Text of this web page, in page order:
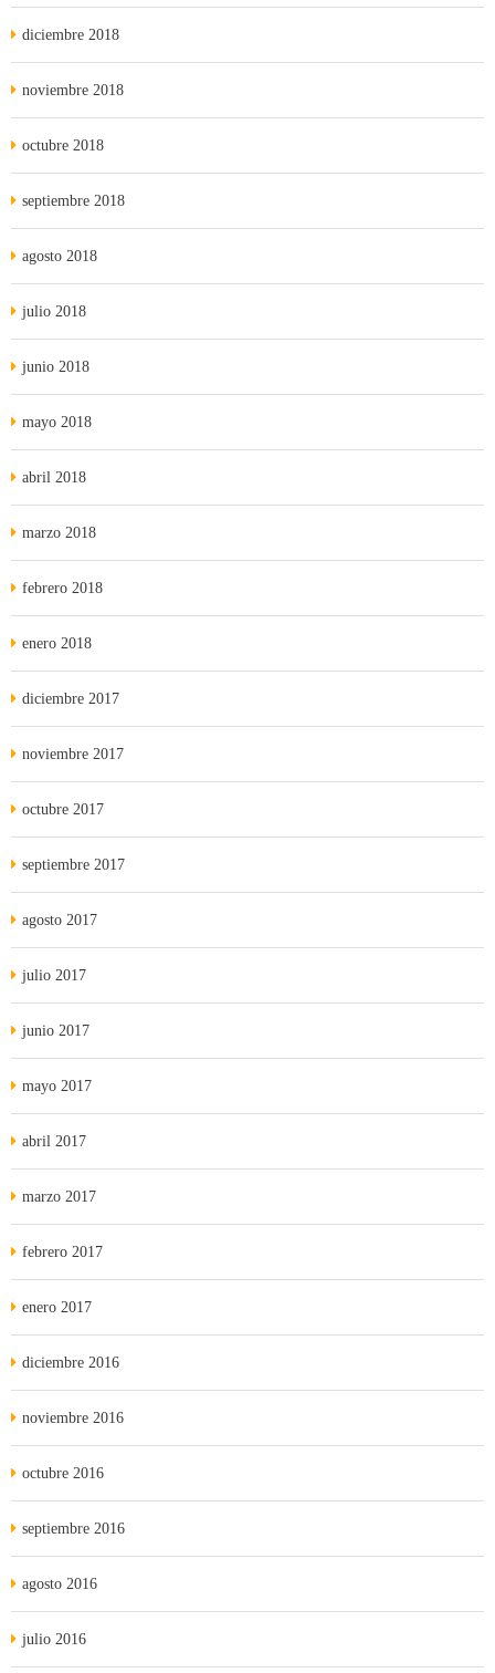
diciembre 2018
noviembre 2018
octubre 2018
septiembre 2018
agosto 2018
julio 2018
junio 2018
mayo 2018
abril 2018
marzo 2018
febrero 2018
enero 2018
diciembre 2017
noviembre 2017
octubre 2017
septiembre 2017
agosto 2017
julio 2017
junio 2017
mayo 2017
abril 2017
marzo 2017
febrero 2017
enero 2017
diciembre 2016
noviembre 2016
octubre 2016
septiembre 2016
agosto 2016
julio 2016